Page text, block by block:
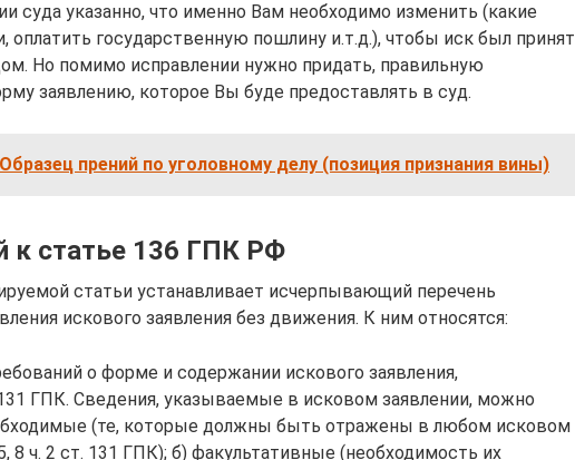
суда указанно, что именно Вам необходимо изменить (какие
оплатить государственную пошлину и.т.д.), чтобы иск был принят
Но помимо исправлении нужно придать, правильную
заявлению, которое Вы буде предоставлять в суд.
Образец прений по уголовному делу (позиция признания вины)
к статье 136 ГПК РФ
статьи устанавливает исчерпывающий перечень
искового заявления без движения. К ним относятся:
о форме и содержании искового заявления,
ГПК. Сведения, указываемые в исковом заявлении, можно
(те, которые должны быть отражены в любом исковом
8 ч. 2 ст. 131 ГПК); б) факультативные (необходимость их